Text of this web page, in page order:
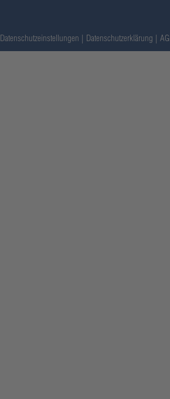
Datenschutzeinstellungen Datenschutzerklärung